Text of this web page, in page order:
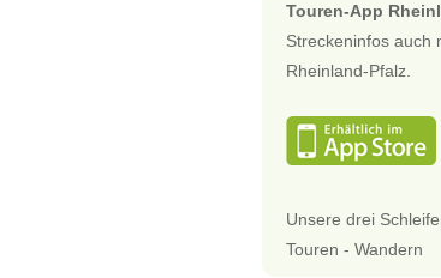
Touren-App
Streckeninfos auch
Rheinland-Pfalz.
Unsere drei
Touren - Wandern